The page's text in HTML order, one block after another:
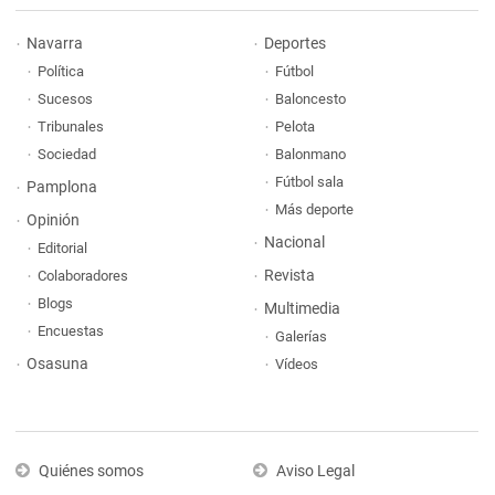
Navarra
Política
Sucesos
Tribunales
Sociedad
Pamplona
Opinión
Editorial
Colaboradores
Blogs
Encuestas
Osasuna
Deportes
Fútbol
Baloncesto
Pelota
Balonmano
Fútbol sala
Más deporte
Nacional
Revista
Multimedia
Galerías
Vídeos
Quiénes somos Aviso Legal